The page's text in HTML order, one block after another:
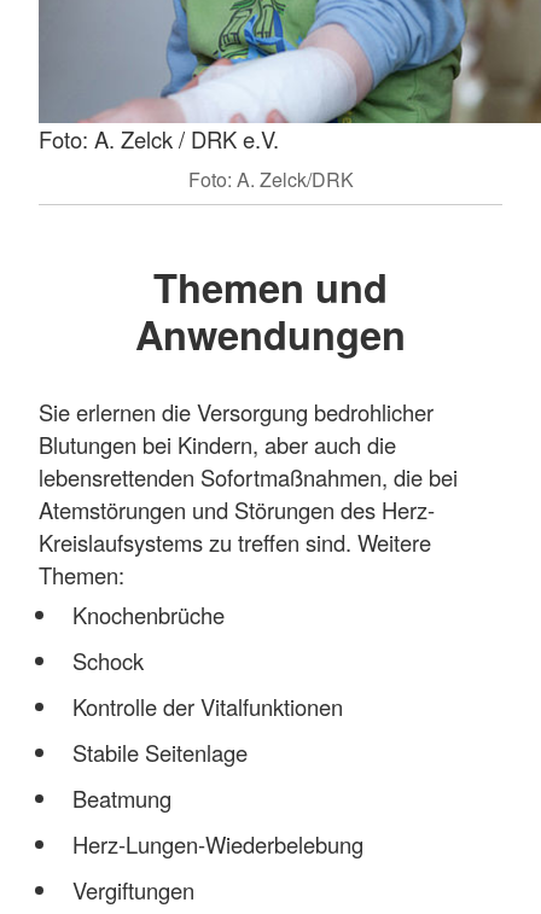
Foto: A. Zelck / DRK e.V.
Foto: A. Zelck/DRK
Themen und
Anwendungen
Sie erlernen die Versorgung bedrohlicher
Blutungen bei Kindern, aber auch die
lebensrettenden Sofortmaßnahmen, die bei
Atemstörungen und Störungen des Herz-
Kreislaufsystems zu treffen sind. Weitere
Themen:
Knochenbrüche
Schock
Kontrolle der Vitalfunktionen
Stabile Seitenlage
Beatmung
Herz-Lungen-Wiederbelebung
Vergiftungen